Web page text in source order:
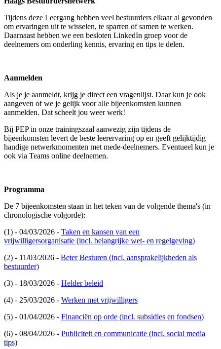
Tijdens deze Leergang hebben veel bestuurders elkaar al gevonden
om ervaringen uit te wisselen, te sparren of samen te werken.
Daarnaast hebben we een besloten LinkedIn groep voor de
deelnemers om onderling kennis, ervaring en tips te delen.
Aanmelden
Als je je aanmeldt, krijg je direct een vragenlijst. Daar kun je ook
aangeven of we je gelijk voor alle bijeenkomsten kunnen
aanmelden. Dat scheelt jou weer werk!
Bij PEP in onze trainingszaal aanwezig zijn tijdens de
bijeenkomsten levert de beste leerervaring op en geeft gelijktijdig
handige netwerkmomenten met mede-deelnemers. Eventueel kun je
ook via Teams online deelnemen.
Programma
De 7 bijeenkomsten staan in het teken van de volgende thema's (in
chronologische volgorde):
(1) - 04/03/2026 - Taken en kansen van een
vrijwilligersorganisatie (incl. belangrijke wet- en regelgeving)
(2) - 11/03/2026 - Beter Besturen (incl. aansprakelijkheden als
bestuurder)
(3) - 18/03/2026 - Helder beleid
(4) - 25/03/2026 - Werken met vrijwilligers
(5) - 01/04/2026 - Financiën op orde (incl. subsidies en fondsen)
(6) - 08/04/2026 - Publiciteit en communicatie (incl. social media
tips)